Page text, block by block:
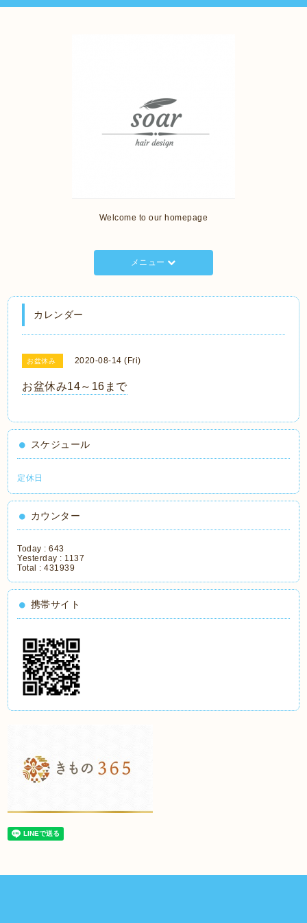
Welcome to our homepage
メニュー
カレンダー
お盆休み 2020-08-14 (Fri)
お盆休み14～16まで
スケジュール
定休日
カウンター
Today :643
Yesterday : 1137
Total :431939
携帯サイト